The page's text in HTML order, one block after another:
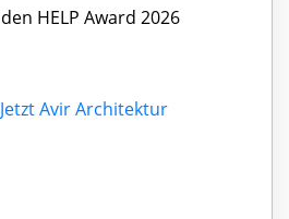
HELP Award 2026
Jetzt Avir Architektur